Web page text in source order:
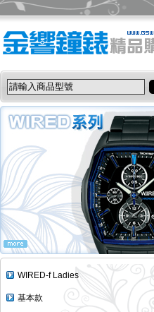
WIRED-f Ladies
基本款